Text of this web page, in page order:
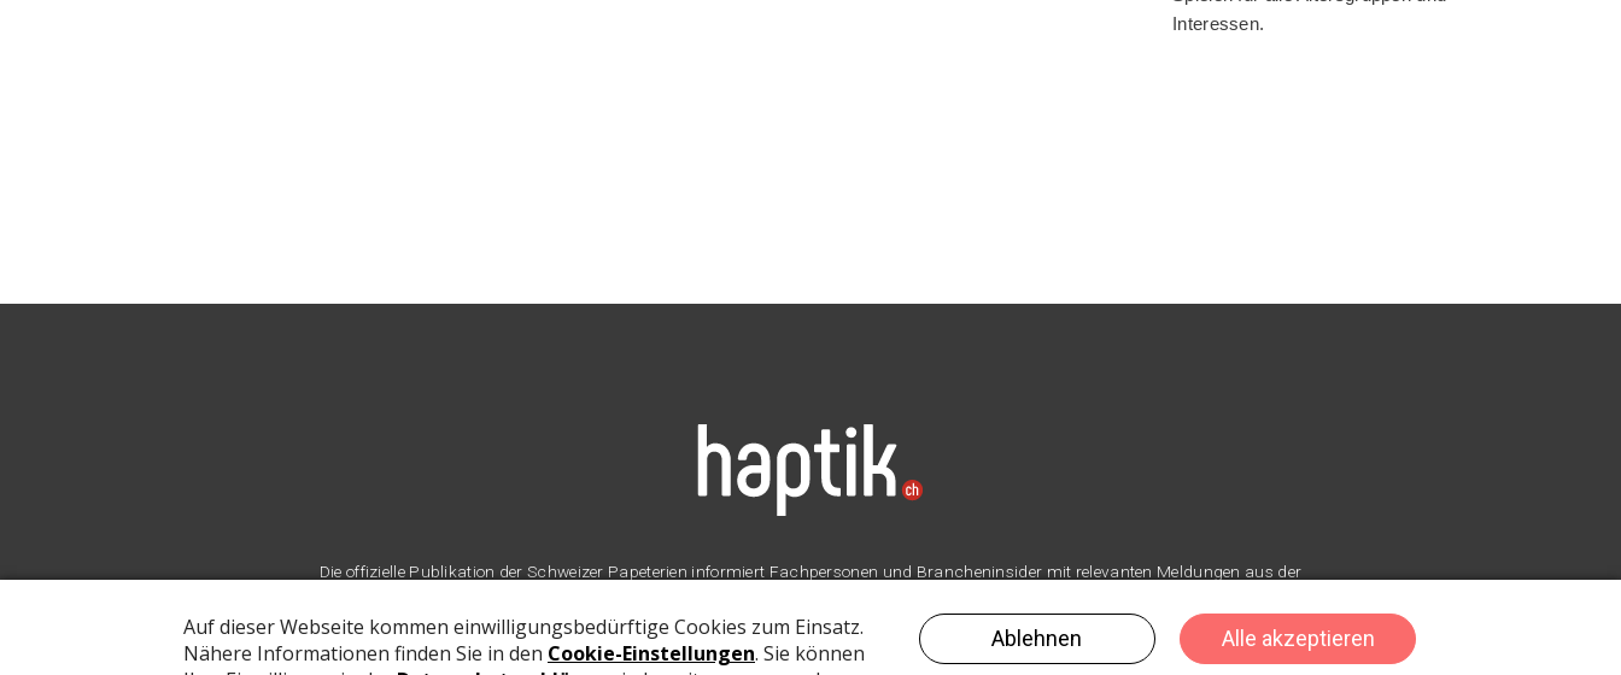
Interessen.
Die offizielle Publikation der Schweizer Papeterien informiert Fachpersonen und Brancheninsider mit relevanten Meldungen aus der